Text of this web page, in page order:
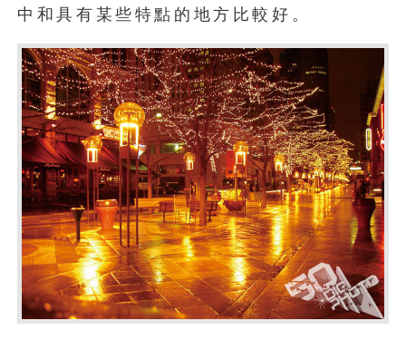
中和具有某些特點的地方比較好。